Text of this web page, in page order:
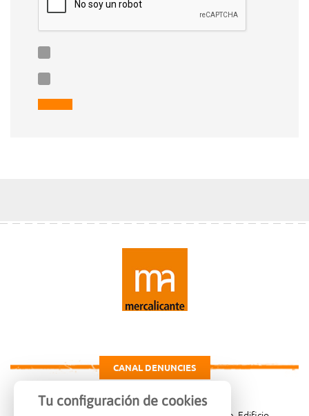
CANAL DENUNCIES
Tu configuración de cookies